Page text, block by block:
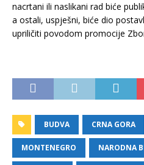
nacrtani ili naslikani rad biće
a ostali, uspješni, biće dio
upriličiti povodom promocije
BUDVA CRNA GORA
MONTENEGRO NARODNA